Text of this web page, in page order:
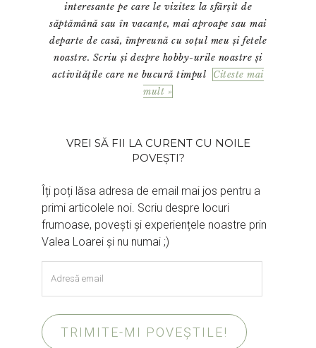
interesante pe care le vizitez la sfârșit de
săptămână sau în vacanțe, mai aproape sau mai
departe de casă, împreună cu soțul meu și fetele
noastre. Scriu și despre hobby-urile noastre și
activitățile care ne bucură timpul
Citeste mai
mult »
VREI SĂ FII LA CURENT CU NOILE
POVEȘTI?
Îți poți lăsa adresa de email mai jos pentru a
primi articolele noi. Scriu despre locuri
frumoase, povești și experiențele noastre prin
Valea Loarei și nu numai ;)
email
TRIMITE-MI POVEȘTILE!